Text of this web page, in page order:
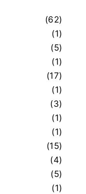
(62)
(1)
(5)
(1)
(17)
(1)
(3)
(1)
(1)
(15)
(4)
(5)
(1)